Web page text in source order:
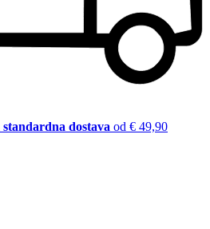
dostava od € 49,90